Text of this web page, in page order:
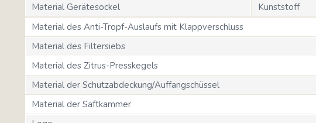
Material Gerätesockel
Kunststoff
Material des Anti-Tropf-Auslaufs mit Klappverschluss
Material des Filtersiebs
Material des Zitrus-Presskegels
Material der Schutzabdeckung/Auffangschüssel
Material der Saftkammer